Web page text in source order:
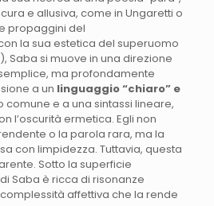
e allusiva, come in Ungaretti o
propaggini del
la sua estetica del superuomo
Saba si muove in una direzione
ma profondamente
a un linguaggio “chiaro” e
comune e a una sintassi lineare,
l’oscurità ermetica. Egli non
o la parola rara, ma la
con limpidezza. Tuttavia, questa
Sotto la superficie
Saba è ricca di risonanze
affettiva che la rende